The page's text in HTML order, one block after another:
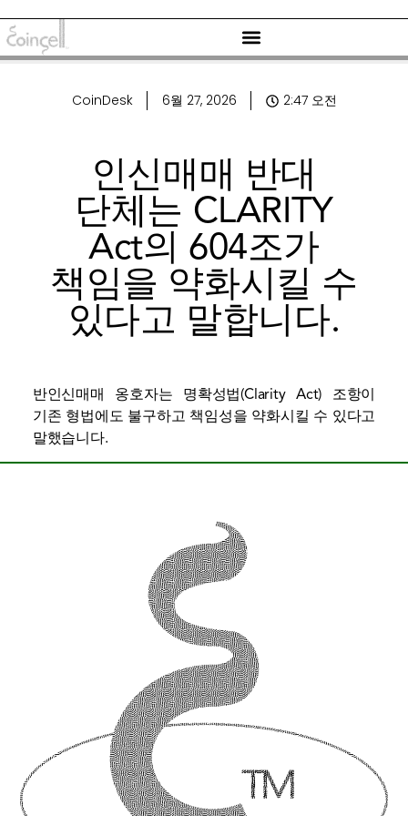
CoinDesk 6월 27, 2026 2:47 오전
인신매매 반대
단체는 CLARITY
Act의 604조가
책임을 약화시킬 수
있다고 말합니다.
반인신매매 옹호자는 명확성법(Clarity Act) 조항이
기존 형법에도 불구하고 책임성을 약화시킬 수 있다고
말했습니다.